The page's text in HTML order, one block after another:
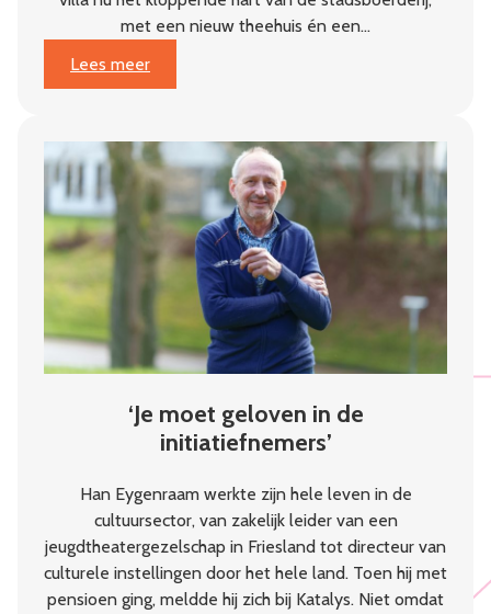
met een nieuw theehuis én een…
Lees meer
:
Van
villa
naar
kloppend
hart
van
de
‘Je moet geloven in de
initiatiefnemers’
Han Eygenraam werkte zijn hele leven in de
cultuursector, van zakelijk leider van een
jeugdtheatergezelschap in Friesland tot directeur van
culturele instellingen door het hele land. Toen hij met
pensioen ging, meldde hij zich bij Katalys. Niet omdat